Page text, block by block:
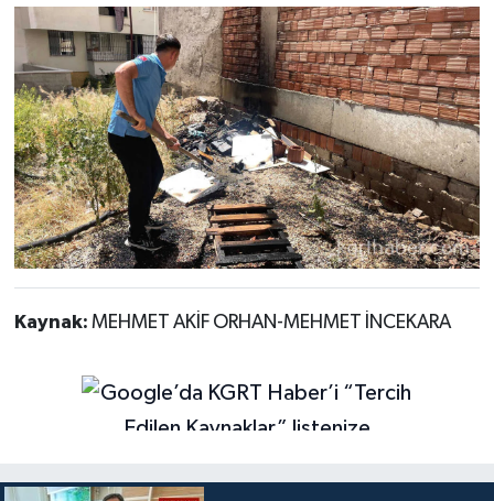
Kaynak: MEHMET AKİF ORHAN-MEHMET İNCEKARA